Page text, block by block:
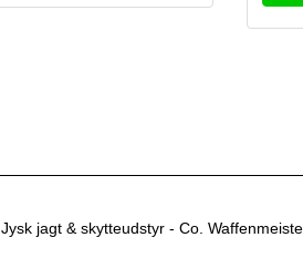
Jysk jagt & skytteudstyr - Co.